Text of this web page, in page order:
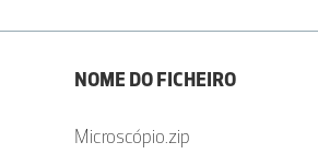
NOME DO FICHEIRO
Microscópio.zip